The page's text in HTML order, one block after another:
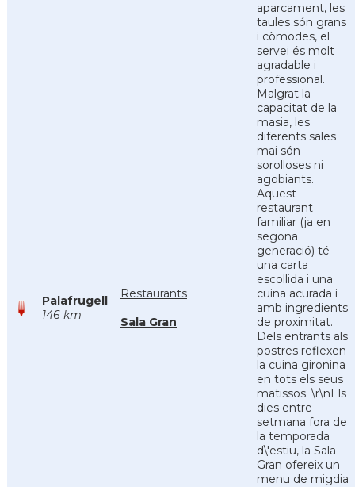
Palafrugell
146 km
Restaurants
Sala Gran
aparcament, les
taules són grans
i còmodes, el
servei és molt
agradable i
professional.
Malgrat la
capacitat de la
masia, les
diferents sales
mai són
sorolloses ni
agobiants.
Aquest
restaurant
familiar (ja en
segona
generació) té
una carta
escollida i una
cuina acurada i
amb ingredients
de proximitat.
Dels entrants als
postres reflexen
la cuina gironina
en tots els seus
matissos. \r\nEls
dies entre
setmana fora de
la temporada
d\'estiu, la Sala
Gran ofereix un
menu de migdia